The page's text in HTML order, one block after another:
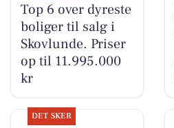
Top 6 over dyreste
boliger til salg i
Skovlunde. Priser
op til 11.995.000
kr
DET SKER